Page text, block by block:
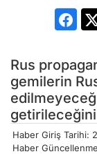
Rus
gemilerin
Haber Giriş Tarihi:
Haber